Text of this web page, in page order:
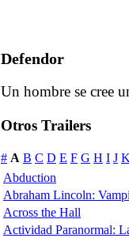
Defendor
Un hombre se cree
Otros Trailers
# A B C D E F G H I J
Abduction
Abraham Lincoln:
Across the Hall
Actividad Paranormal: